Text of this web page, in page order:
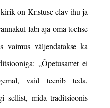
on Kristuse elav ihu ja
läbi aja oma tõelise
vaimus väljendatakse ka
„Õpetusamet ei
vaid teenib
teda,
sellist, mida traditsioonis